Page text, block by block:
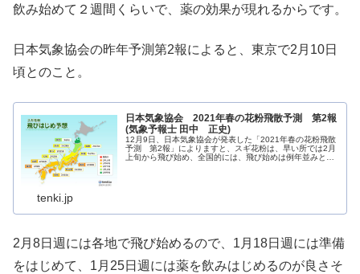
飲み始めて２週間くらいで、薬の効果が現れるからです。
日本気象協会の昨年予測第2報によると、東京で2月10日
頃とのこと。
日本気象協会 2021年春の花粉飛散予測 第2報
(気象予報士 田中 正史)
12月9日、日本気象協会が発表した「2021年春の花粉飛散
予測 第2報」によりますと、スギ花粉は、早い所では2月
上旬から飛び始め、全国的には、飛び始めは例年並みとな
tenki.jp
2月8日週には各地で飛び始めるので、1月18日週には準備
をはじめて、1月25日週には薬を飲みはじめるのが良さそ